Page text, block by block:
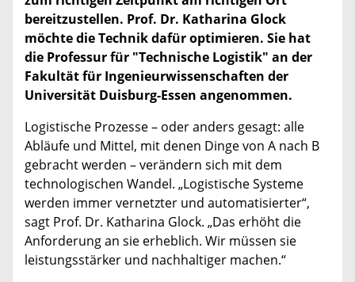
bereitzustellen. Prof. Dr. Katharina Glock
möchte die Technik dafür optimieren. Sie hat
die Professur für "Technische Logistik" an der
Fakultät für Ingenieurwissenschaften der
Universität Duisburg-Essen angenommen.
Logistische Prozesse – oder anders gesagt: alle
Abläufe und Mittel, mit denen Dinge von A nach B
gebracht werden – verändern sich mit dem
technologischen Wandel. „Logistische Systeme
werden immer vernetzter und automatisierter“,
sagt Prof. Dr. Katharina Glock. „Das erhöht die
Anforderung an sie erheblich. Wir müssen sie
leistungsstärker und nachhaltiger machen.“